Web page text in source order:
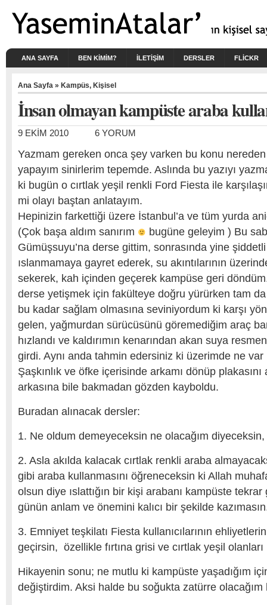
ANA SAYFA BEN KIMIM? İLETİŞİM DERSLER FLICKR
Ana Sayfa » Kampüs, Kişisel
İnsan olmayan kampüste araba
9 EKIM 2010 6 YORUM
Yazmam gereken onca şey varken bu konu nereden
yapayım sinirlerim tepemde. Aslında bu yazıyı
ki bugün o cırtlak yeşil renkli Ford Fiesta ile
mi olayı baştan anlatayım.
Hepinizin farkettiği üzere İstanbul’a ve tüm yurda
(Çok başa aldım sanırım
bugüne geleyim ) Bu
Gümüşsuyu’na derse gittim, sonrasında yine
ıslanmamaya gayret ederek, su akıntılarının
sekerek, kah içinden geçerek kampüse geri
derse yetişmek için fakülteye doğru yürürken tam
bu kadar sağlam olmasına seviniyordum ki karşı
gelen, yağmurdan sürücüsünü göremediğim araç
hızlandı ve kaldırımın kenarından akan suya
girdi. Aynı anda tahmin edersiniz ki üzerimde ne var
Şaşkınlık ve öfke içerisinde arkamı dönüp plakasını
arkasına bile bakmadan gözden kayboldu.
Buradan alınacak dersler:
1. Ne oldum demeyeceksin ne olacağım
2. Asla akılda kalacak cırtlak renkli araba
gibi araba kullanmasını öğreneceksin ki Allah
olsun diye ıslattığın bir kişi arabanı kampüste
günün anlam ve önemini kalıcı bir şekilde
3. Emniyet teşkilatı Fiesta kullanıcılarının
geçirsin, özellikle fırtına grisi ve cırtlak yeşil olanları
Hikayenin sonu; ne mutlu ki kampüste yaşadığım
değiştirdim. Aksi halde bu soğukta zatürre olacağım